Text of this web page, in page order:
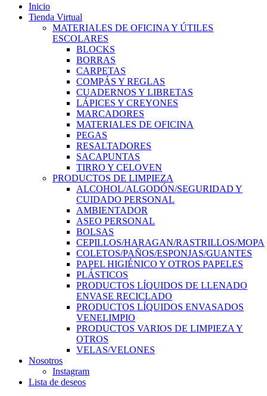
Inicio
Tienda Virtual
MATERIALES DE OFICINA Y ÚTILES
ESCOLARES
BLOCKS
BORRAS
CARPETAS
COMPÁS Y REGLAS
CUADERNOS Y LIBRETAS
LÁPICES Y CREYONES
MARCADORES
MATERIALES DE OFICINA
PEGAS
RESALTADORES
SACAPUNTAS
TIRRO Y CELOVEN
PRODUCTOS DE LIMPIEZA
ALCOHOL/ALGODÓN/SEGURIDAD Y
CUIDADO PERSONAL
AMBIENTADOR
ASEO PERSONAL
BOLSAS
CEPILLOS/HARAGAN/RASTRILLOS/MOPA
COLETOS/PAÑOS/ESPONJAS/GUANTES
PAPEL HIGIÉNICO Y OTROS PAPELES
PLÁSTICOS
PRODUCTOS LÍQUIDOS DE LLENADO
ENVASE RECICLADO
PRODUCTOS LÍQUIDOS ENVASADOS
VENELIMPIO
PRODUCTOS VARIOS DE LIMPIEZA Y
OTROS
VELAS/VELONES
Nosotros
Instagram
Lista de deseos